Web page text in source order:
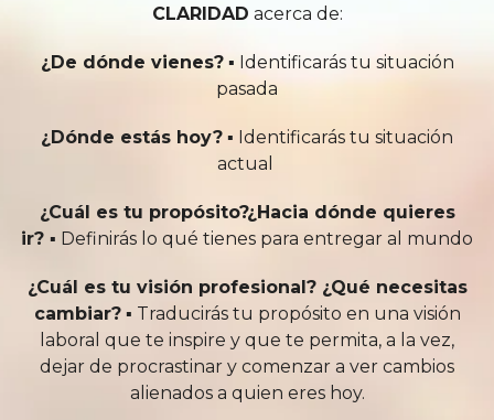
CLARIDAD acerca de:
¿De dónde vienes?▪️ Identificarás tu situación
pasada
¿Dónde estás hoy? ▪️ Identificarás tu situación
actual
¿Cuál es tu propósito?¿Hacia dónde quieres
ir? ▪️ Definirás lo qué tienes para entregar al mundo
¿Cuál es tu visión profesional? ¿Qué necesitas
cambiar?▪️ Traducirás tu propósito en una visión
laboral que te inspire y que te permita, a la vez,
dejar de procrastinar y comenzar a ver cambios
alienados a quien eres hoy.